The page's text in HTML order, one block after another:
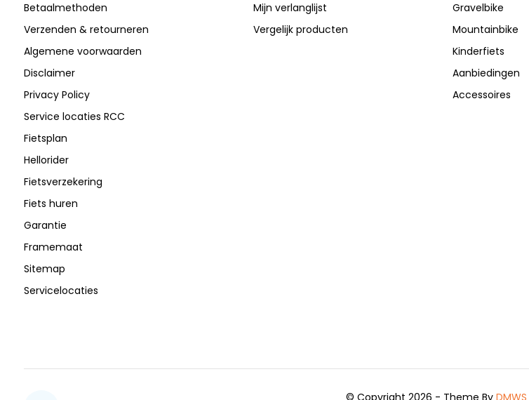
Betaalmethoden
Verzenden & retourneren
Algemene voorwaarden
Disclaimer
Privacy Policy
Service locaties RCC
Fietsplan
Hellorider
Fietsverzekering
Fiets huren
Garantie
Framemaat
Sitemap
Servicelocaties
Mijn verlanglijst
Vergelijk producten
Gravelbike
Mountainbike
Kinderfiets
Aanbiedingen
Accessoires
© Copyright 2026 - Theme ByDMWS